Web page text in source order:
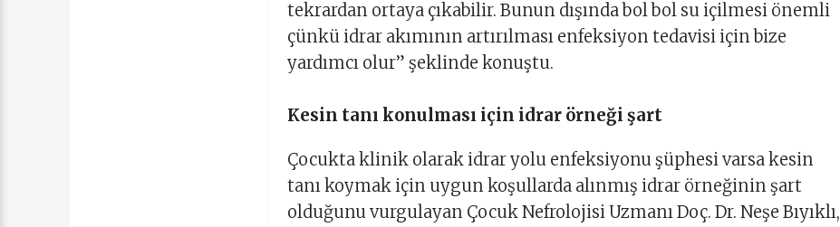
tekrardan ortaya çıkabilir. Bunun dışında bol bol su içilmesi önemli
çünkü idrar akımının artırılması enfeksiyon tedavisi için bize
yardımcı olur” şeklinde konuştu.
Kesin tanı konulması için idrar örneği şart
Çocukta klinik olarak idrar yolu enfeksiyonu şüphesi varsa kesin
tanı koymak için uygun koşullarda alınmış idrar örneğinin şart
olduğunu vurgulayan Çocuk Nefrolojisi Uzmanı Doç. Dr. Neşe Bıyıklı,